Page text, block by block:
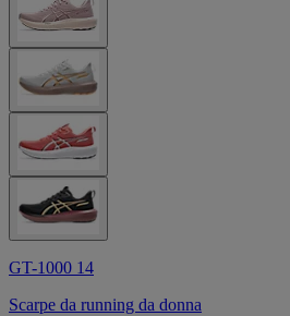
GT-1000 14
Scarpe da running da donna